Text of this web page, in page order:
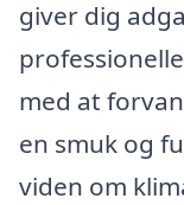
giver dig
med at
en smuk og
viden om